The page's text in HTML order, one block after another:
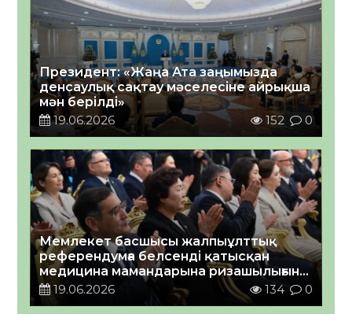
Президент: «Жаңа Ата заңымызда
денсаулық сақтау мәселесіне айрықша
мән берілді»
19.06.2026
152 0
Мемлекет басшысы жалпыұлттық
референдумға белсенді қатысқан
медицина мамандарына ризашылығын
білдірді
19.06.2026 134 0